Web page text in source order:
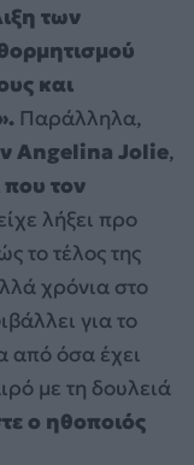
των
και
Παράλληλα,
Angelina Jolie,
που τον
λήξει προ
το τέλος της
χρόνια στο
για το
από όσα έχει
με τη δουλειά
ο ηθοποιός